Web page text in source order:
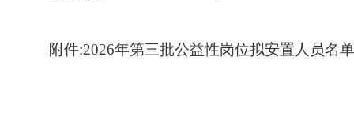
附件:2026年第三批公益性岗位拟安置人员名